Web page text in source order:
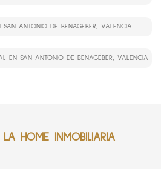
SAN ANTONIO DE BENAGÉBER, VALENCIA
EN SAN ANTONIO DE BENAGÉBER, VALENCIA
HOME INMOBILIARIA